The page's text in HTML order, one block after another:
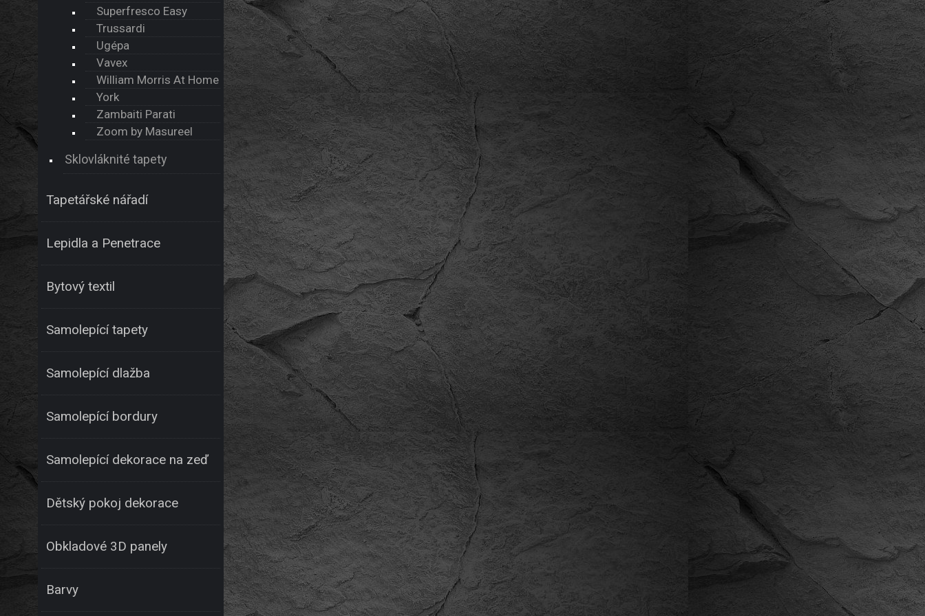
Superfresco Easy
Trussardi
Ugépa
Vavex
William Morris At Home
York
Zambaiti Parati
Zoom by Masureel
Sklovláknité tapety
Tapetářské nářadí
Lepidla a Penetrace
Bytový textil
Samolepící tapety
Samolepící dlažba
Samolepící bordury
Samolepící dekorace na zeď
Dětský pokoj dekorace
Obkladové 3D panely
Barvy